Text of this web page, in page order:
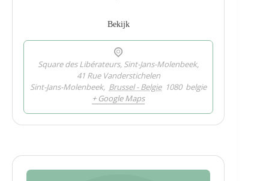
Bekijk
Square des Libérateurs, Sint-Jans-Molenbeek,
41 Rue Vanderstichelen
Sint-Jans-Molenbeek, Brussel - Belgie 1080 belgie
+ Google Maps